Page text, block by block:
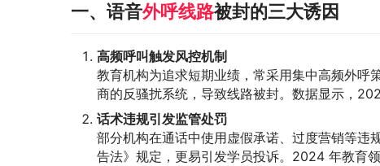
一、语音外呼线路被封的三大诱因
高频呼叫触发风控机制
教育机构为追求短期业绩，常采用集中高频外呼
商的反骚扰系统，导致线路被封。数据显示，
话术违规引发监管处罚
部分机构在通话中使用虚假承诺、过度营销等违
告法》规定，更易引发学员投诉。2024 年教育